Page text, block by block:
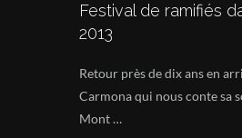
Festival de ramifiés
2013
Retour près de dix ans en
Carmona qui nous conte sa
Mont …